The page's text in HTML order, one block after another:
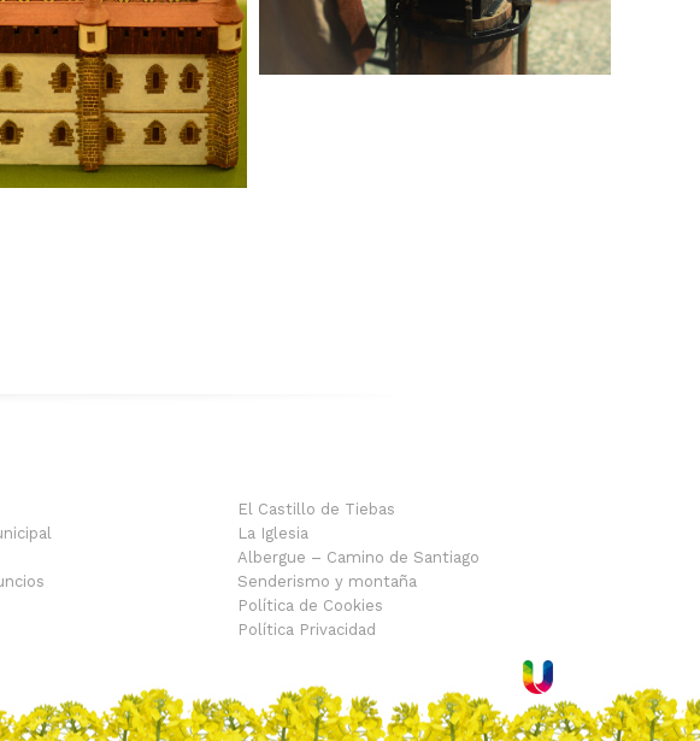
El Castillo de Tiebas
La Iglesia
Albergue – Camino de Santiago
Senderismo y montaña
Política de Cookies
Política Privacidad